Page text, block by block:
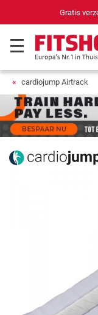
Gratis
cardiojump Airtrack